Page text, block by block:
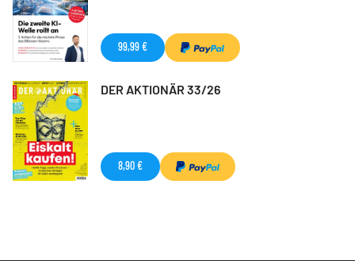
99,99 €
DER AKTIONÄR 33/26
8,90 €